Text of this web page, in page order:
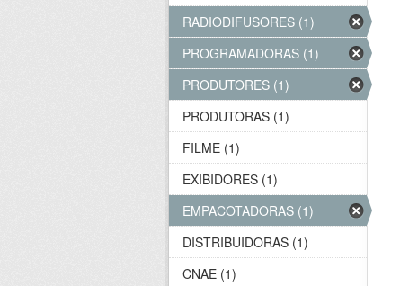
RADIODIFUSORES (1)
PROGRAMADORAS (1)
PRODUTORES (1)
PRODUTORAS (1)
FILME (1)
EXIBIDORES (1)
EMPACOTADORAS (1)
DISTRIBUIDORAS (1)
CNAE (1)